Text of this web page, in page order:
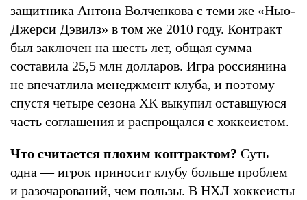
защитника Антона Волченкова с теми же «Нью-
Джерси Дэвилз» в том же 2010 году. Контракт
был заключен на шесть лет, общая сумма
составила 25,5 млн долларов. Игра россиянина
не впечатлила менеджмент клуба, и поэтому
спустя четыре сезона ХК выкупил оставшуюся
часть соглашения и распрощался с хоккеистом.
Что считается плохим контрактом? Суть
одна — игрок приносит клубу больше проблем
и разочарований, чем пользы. В НХЛ хоккеисты